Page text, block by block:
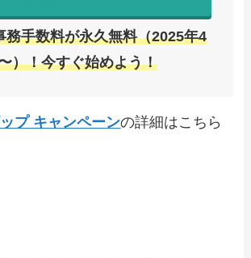
務手数料が永久無料（2025年4
）！今すぐ始めよう！
プ キャンペーンの詳細はこちら